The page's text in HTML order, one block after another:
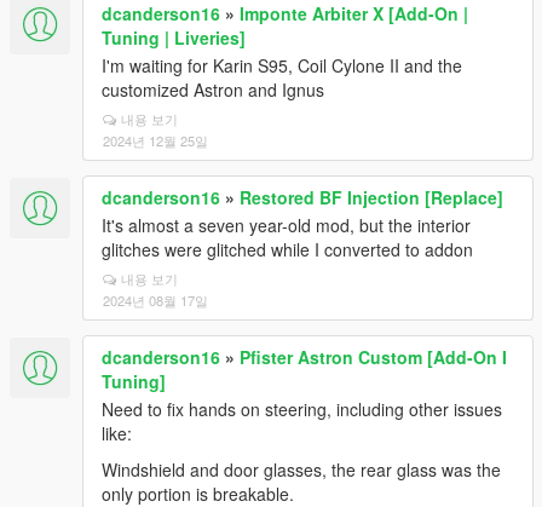
dcanderson16 » Imponte Arbiter X [Add-On |
Tuning | Liveries]
I'm waiting for Karin S95, Coil Cylone II and the
customized Astron and Ignus
내용 보기
2024년 12월 25일
dcanderson16 » Restored BF Injection [Replace]
It's almost a seven year-old mod, but the interior
glitches were glitched while I converted to addon
내용 보기
2024년 08월 17일
dcanderson16 » Pfister Astron Custom [Add-On I
Tuning]
Need to fix hands on steering, including other issues
like:
Windshield and door glasses, the rear glass was the
only portion is breakable.